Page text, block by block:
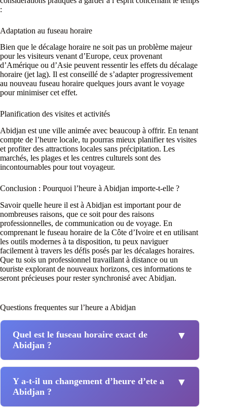
:
Adaptation au fuseau horaire
Bien que le décalage horaire ne soit pas un problème majeur
pour les visiteurs venant d’Europe, ceux provenant
d’Amérique ou d’Asie peuvent ressentir les effets du décalage
horaire (jet lag). Il est conseillé de s’adapter progressivement
au nouveau fuseau horaire quelques jours avant le voyage
pour minimiser cet effet.
Planification des visites et activités
Abidjan est une ville animée avec beaucoup à offrir. En tenant
compte de l’heure locale, tu pourras mieux planifier tes visites
et profiter des attractions locales sans précipitation. Les
marchés, les plages et les centres culturels sont des
incontournables pour tout voyageur.
Conclusion : Pourquoi l’heure à Abidjan importe-t-elle ?
Savoir quelle heure il est à Abidjan est important pour de
nombreuses raisons, que ce soit pour des raisons
professionnelles, de communication ou de voyage. En
comprenant le fuseau horaire de la Côte d’Ivoire et en utilisant
les outils modernes à ta disposition, tu peux naviguer
facilement à travers les défis posés par les décalages horaires.
Que tu sois un professionnel travaillant à distance ou un
touriste explorant de nouveaux horizons, ces informations te
seront précieuses pour rester synchronisé avec Abidjan.
Questions frequentes sur l’heure a Abidjan
Quel est le fuseau horaire exact de
Abidjan ?
▼
Y a-t-il un changement d’heure d’ete a
Abidjan ?
▼